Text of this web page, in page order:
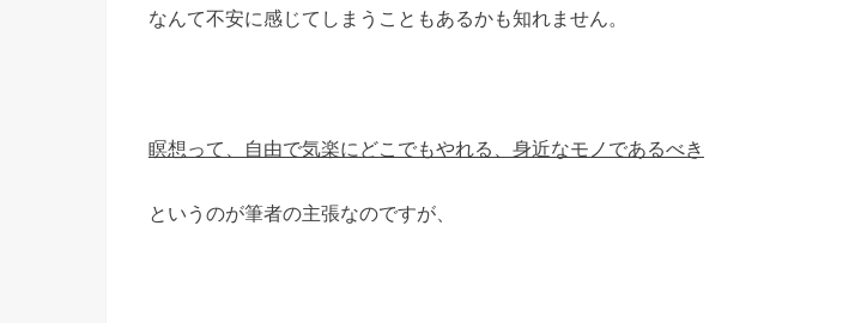
なんて不安に感じてしまうこともあるかも知れません。
瞑想って、自由で気楽にどこでもやれる、身近なモノであるべき
というのが筆者の主張なのですが、